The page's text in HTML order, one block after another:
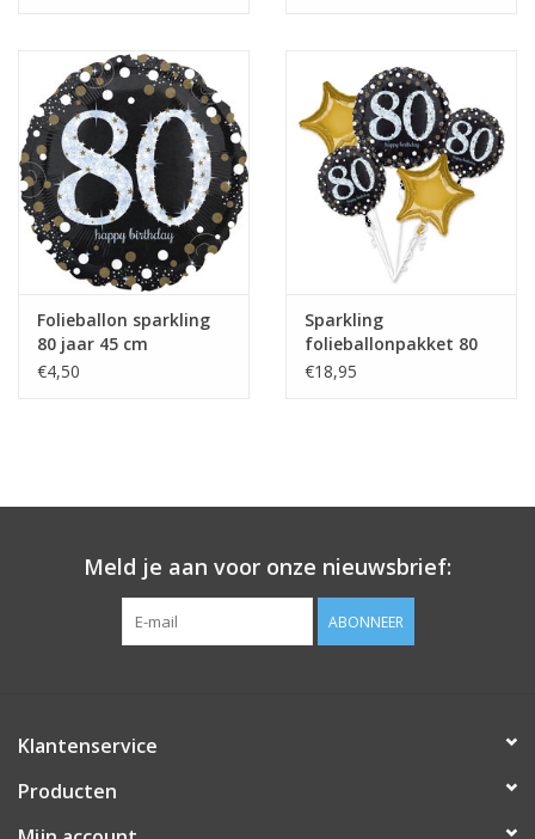
Folieballon sparkling
80 jaar 45 cm
zwart/zilver
€4,50
Sparkling
folieballonpakket 80
jaar 5-delig
€18,95
Meld je aan voor onze nieuwsbrief:
ABONNEER
Klantenservice
Producten